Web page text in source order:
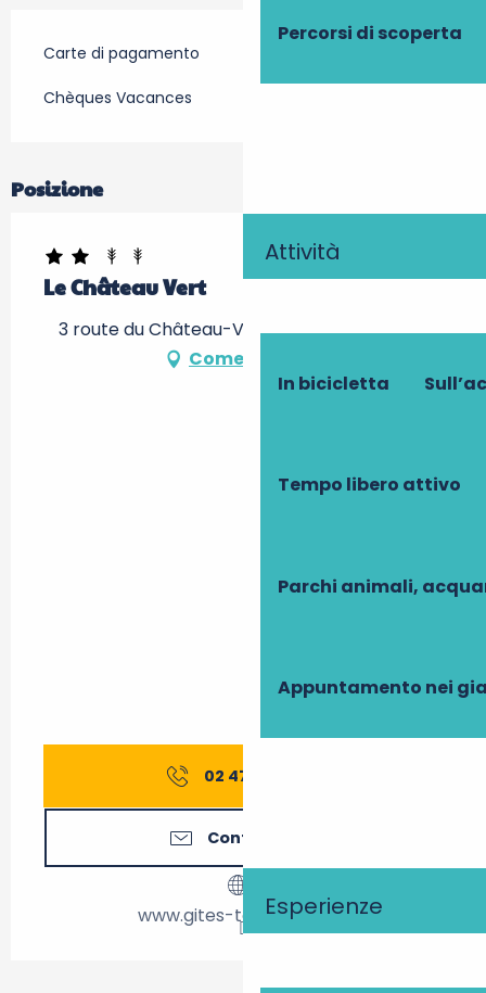
Percorsi di scoperta
Attività
In bicicletta
Tempo libero attivo
Parchi animali,
Appuntamento nei
Esperienze
Carte di pagamento
Chèques Vacances
Posizione
Le Château Vert
3 route du Château-Vert, 37120 Chaveignes
Come arrivare
02 47 27 56
Contattateci
www.gites-touraine.com